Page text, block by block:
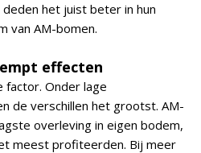
deden het juist beter in hun
van AM-bomen.
effecten
factor. Onder lage
de verschillen het grootst. AM-
overleving in eigen bodem,
meest profiteerden. Bij meer